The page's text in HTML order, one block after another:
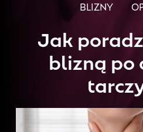
BLIZNY
Jak
blizną po
3 marca